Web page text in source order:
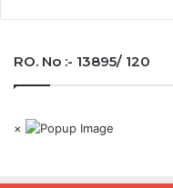
RO. No :- 13895/ 120
×